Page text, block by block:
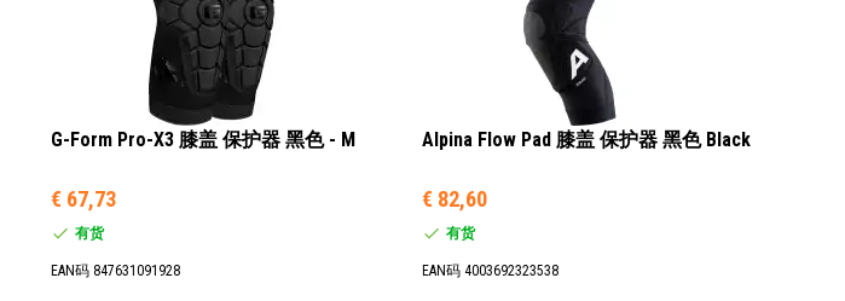
G-Form Pro-X3 膝盖 保护器 黑色 - M
€ 67,73
有货
EAN码 847631091928
Alpina Flow Pad 膝盖 保护器 黑色 Black
€ 82,60
有货
EAN码 4003692323538